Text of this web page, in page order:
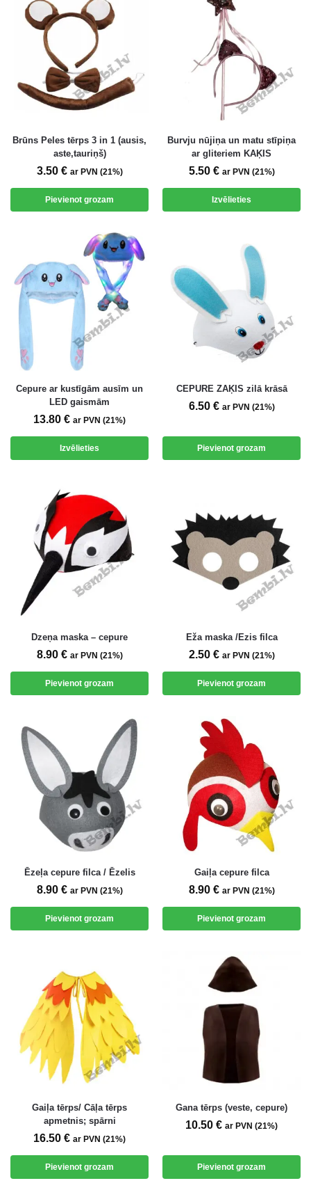
Brūns Peles tērps 3 in 1 (ausis,
aste,tauriņš)
3.50 € ar PVN (21%)
Pievienot grozam
Burvju nūjiņa un matu stīpiņa
ar gliteriem KAĶIS
5.50 € ar PVN (21%)
Izvēlieties
Cepure ar kustīgām ausīm un
LED gaismām
13.80 € ar PVN (21%)
Izvēlieties
CEPURE ZAĶIS zilā krāsā
6.50 € ar PVN (21%)
Pievienot grozam
Dzeņa maska – cepure
8.90 € ar PVN (21%)
Pievienot grozam
Eža maska /Ezis filca
2.50 € ar PVN (21%)
Pievienot grozam
Ēzeļa cepure filca / Ēzelis
8.90 € ar PVN (21%)
Pievienot grozam
Gaiļa cepure filca
8.90 € ar PVN (21%)
Pievienot grozam
Gaiļa tērps/ Cāļa tērps
apmetnis; spārni
16.50 € ar PVN (21%)
Pievienot grozam
Gana tērps (veste, cepure)
10.50 € ar PVN (21%)
Pievienot grozam